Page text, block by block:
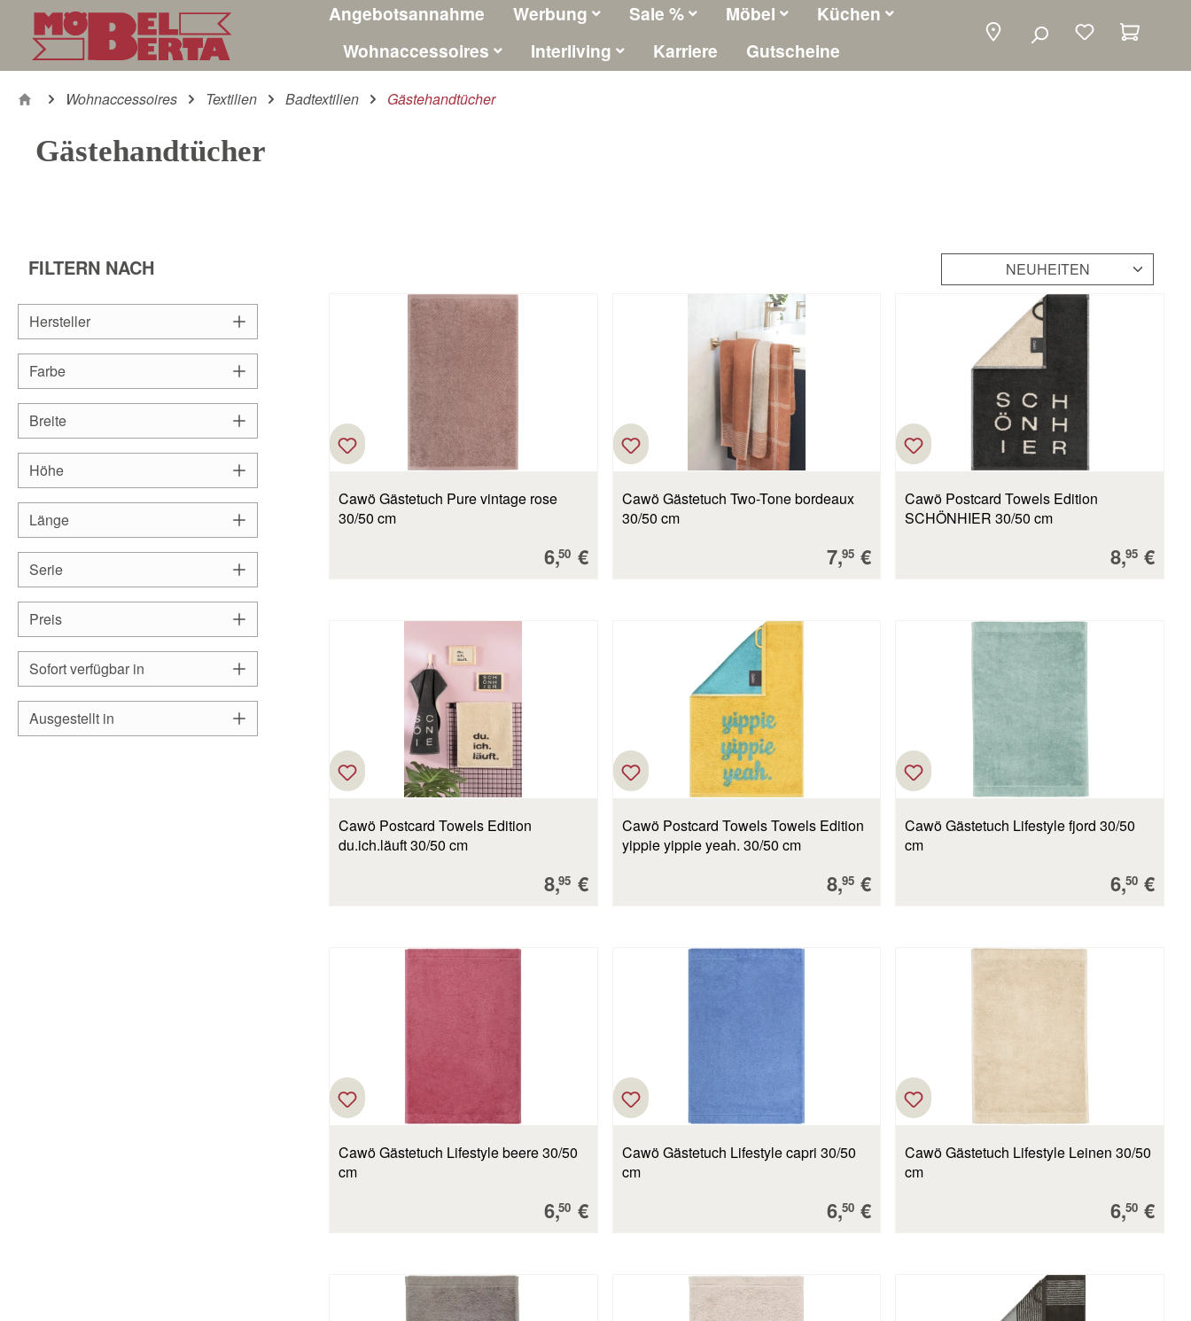
Hauptinhalt springen
Zur Suche springen
Zur Hauptnavigation springen Angebotsannahme Werbung Sale % Möbel
Küchen
Wohnaccessoires
Interliving Karriere Gutscheine
Wohnaccessoires Textilien Badtextilien Gästehandtücher
Gästehandtücher
FILTERN NACH
Hersteller
Farbe
Breite
Höhe
Länge
Serie
Preis
Sofort verfügbar in
Ausgestellt in
Cawö Gästetuch Pure vintage rose
30/50 cm
Verkaufspreis:
6,50 €
Cawö Gästetuch Two-Tone bordeaux
30/50 cm
Verkaufspreis:
7,95 €
Cawö Postcard Towels Edition
SCHÖNHIER 30/50 cm
8,95 €
Cawö Postcard Towels Edition
du.ich.läuft 30/50 cm
Verkaufspreis:
8,95 €
Cawö Postcard Towels Towels Edition
yippie yippie yeah. 30/50 cm
Verkaufspreis:
8,95 €
Cawö Gästetuch Lifestyle fjord 30/50
cm
6,50 €
Cawö Gästetuch Lifestyle beere 30/50
cm
Verkaufspreis:
6,50 €
Cawö Gästetuch Lifestyle capri 30/50
cm
Verkaufspreis:
6,50 €
Cawö Gästetuch Lifestyle Leinen 30/50
cm
6,50 €